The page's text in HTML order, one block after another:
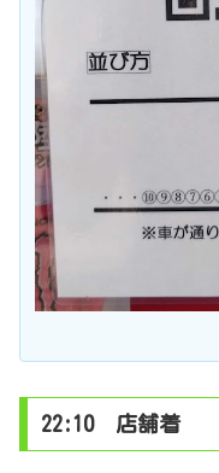
22:10 店舗着